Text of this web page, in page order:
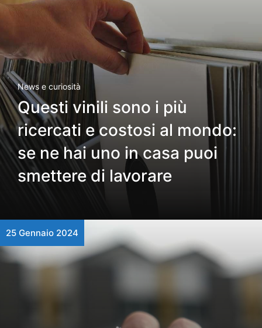
News e curiosità
Questi vinili sono i più
ricercati e costosi al mondo:
se ne hai uno in casa puoi
smettere di lavorare
25 Gennaio 2024